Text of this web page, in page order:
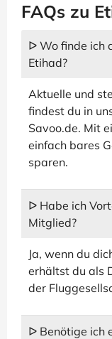
FAQs zu
ᐅ Wo finde ich
Etihad?
Aktuelle und
findest du in
Savoo.de. Mit
einfach bares
sparen.
ᐅ Habe ich
Mitglied?
Ja, wenn du
erhältst du als
der
ᐅ Benötige ich